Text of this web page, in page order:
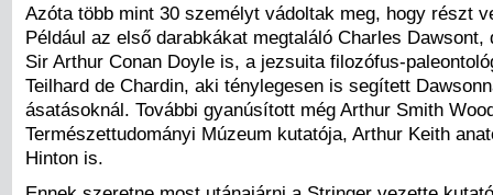
Azóta több mint 30 személyt vádoltak meg, hogy részt
Például az első darabkákat megtaláló Charles Dawsont,
Sir Arthur Conan Doyle is, a jezsuita filozófus-
Teilhard de Chardin, aki ténylegesen is segített
ásatásoknál. További gyanúsított még Arthur Smith
Természettudományi Múzeum kutatója, Arthur Keith
Hinton is.